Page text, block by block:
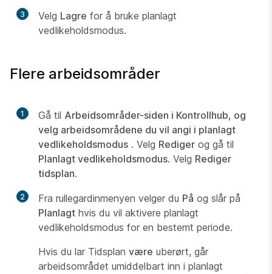
3 Velg Lagre for å bruke planlagt
vedlikeholdsmodus.
Flere arbeidsområder
1 Gå til Arbeidsområder-siden i Kontrollhub, og
velg arbeidsområdene du vil angi i planlagt
vedlikeholdsmodus . Velg Rediger og gå til
Planlagt vedlikeholdsmodus. Velg Rediger
tidsplan.
2 Fra rullegardinmenyen velger du På og slår på
Planlagt hvis du vil aktivere planlagt
vedlikeholdsmodus for en bestemt periode.
Hvis du lar Tidsplan være uberørt, går
arbeidsområdet umiddelbart inn i planlagt